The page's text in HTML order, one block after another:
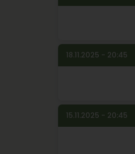
18.11.2025 - 20:45
15.11.2025 - 20:45